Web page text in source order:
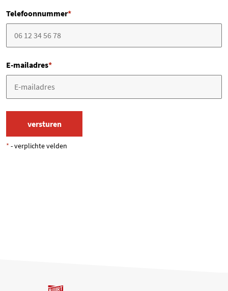
Telefoonnummer*
E-mailadres*
* - verplichte velden